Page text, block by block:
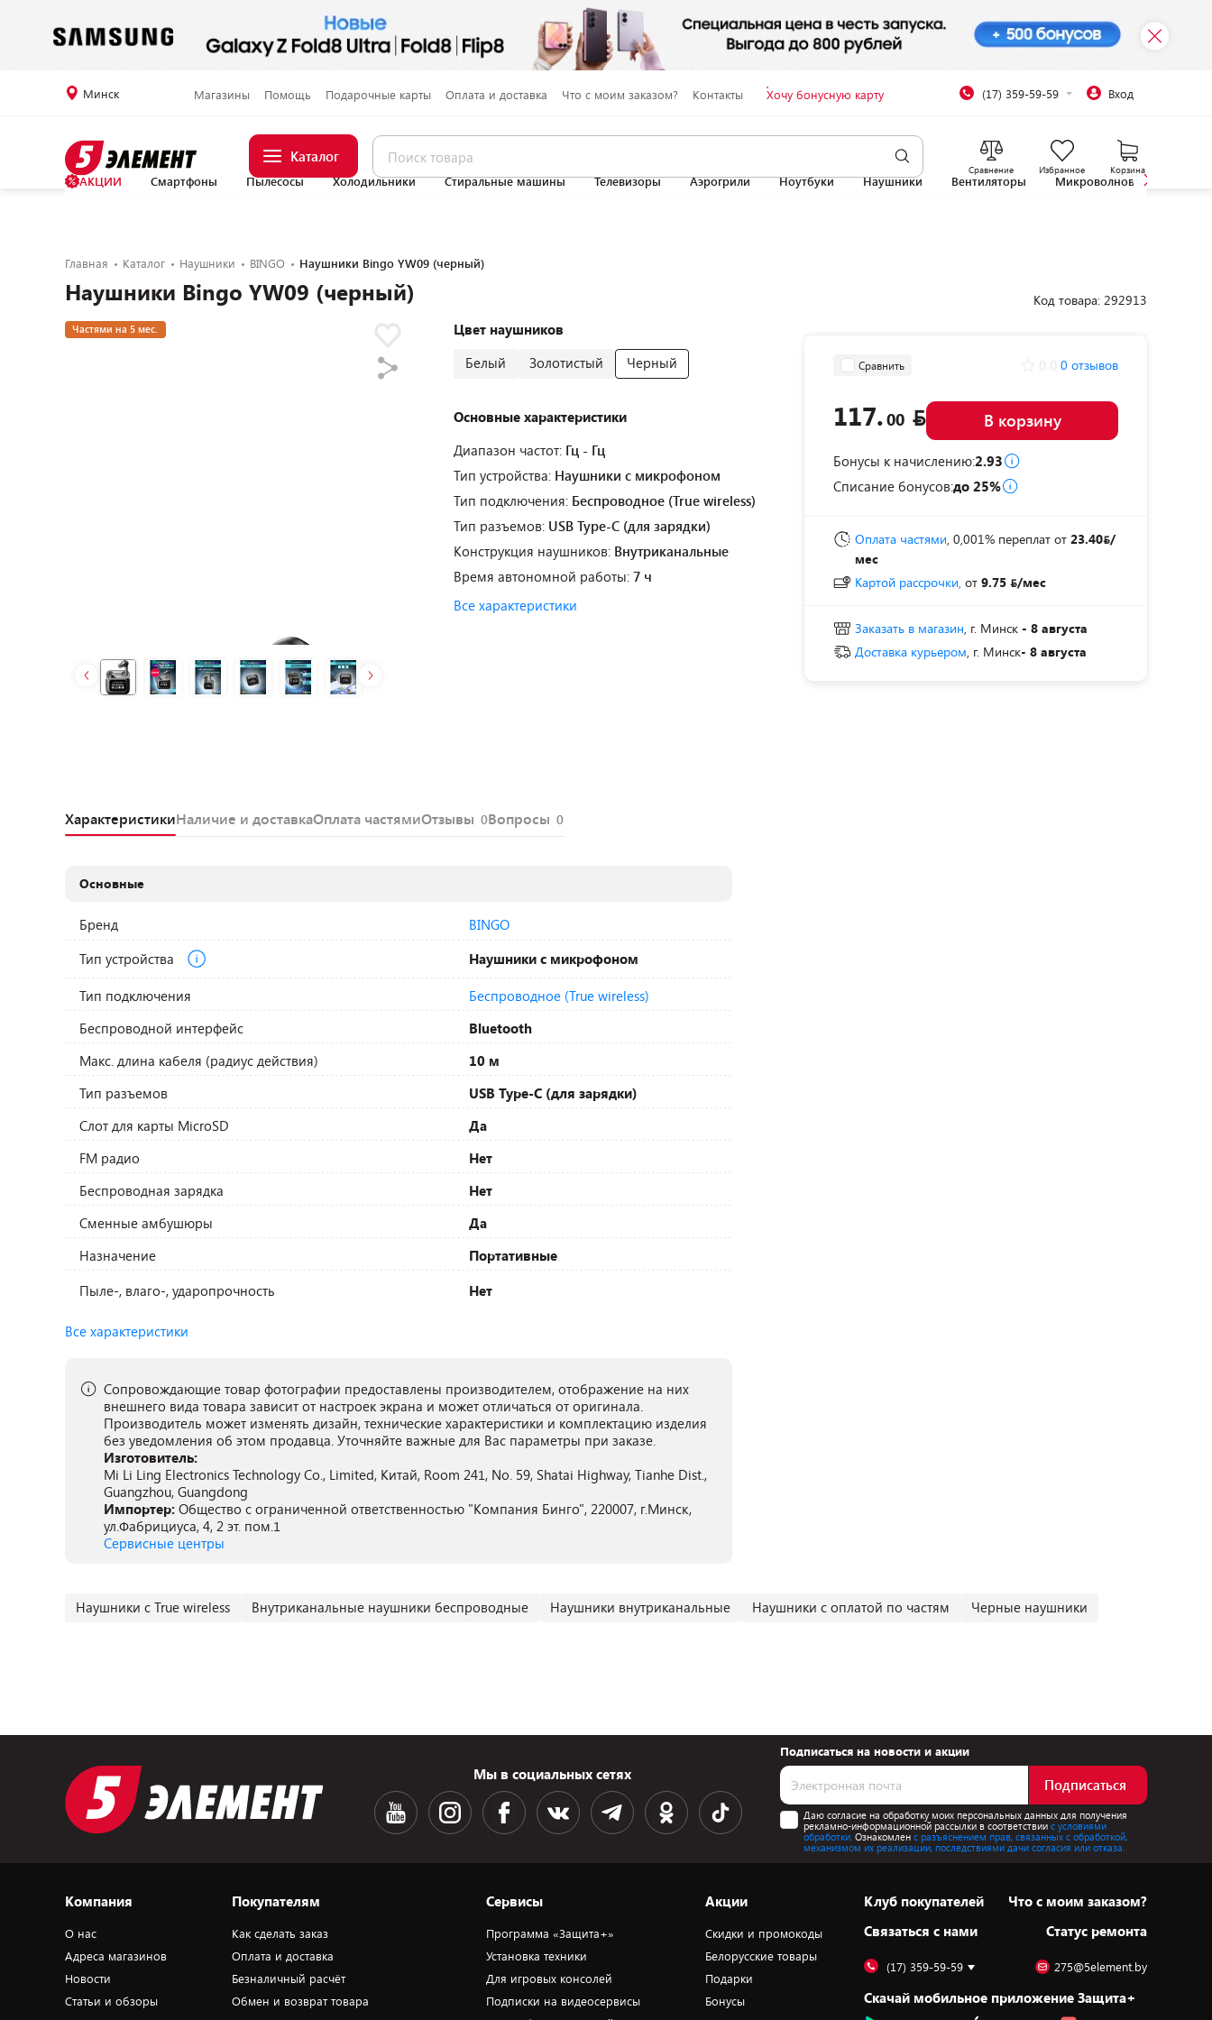
Минск Магазины Помощь Подарочные карты Оплата и доставка Что с моим заказом? Контакты Хочу бонусную карту (17) 359-59-59 Вход
Каталог
Сравнение Избранное Корзина
АКЦИИ Смартфоны Пылесосы Холодильники Стиральные машины Телевизоры Аэрогрили Ноутбуки Наушники Вентиляторы Микроволновые печи
Главная Каталог Наушники BINGO Наушники Bingo YW09 (черный)
Наушники Bingo YW09 (черный)
Частями на 5 мес.
Цвет наушников
Белый
Золотистый Черный
Основные характеристики
Диапазон частот: Гц - Гц
Тип устройства: Наушники с микрофоном
Тип подключения: Беспроводное (True wireless)
Тип разъемов: USB Type-C (для зарядки)
Конструкция наушников: Внутриканальные
Время автономной работы: 7 ч
Все характеристики
Код товара: 292913
Сравнить 0 отзывов
117.00 В корзину
Бонусы к начислению:2.93
Списание бонусов:до 25%
Оплата частями, 0,001% переплат от 23.40 /
мес
Картой рассрочки, от 9.75 /мес
Заказать в магазин, г. Минск - 8 августа
Доставка курьером, г. Минск- 8 августа
ХарактеристикиНаличие и доставкаОплата частямиОтзывы 0Вопросы 0
Основные
Бренд
BINGO
Тип устройства
Наушники с микрофоном
Тип подключения
Беспроводное (True wireless)
Беспроводной интерфейс
Bluetooth
Макс. длина кабеля (радиус действия)
10 м
Тип разъемов
USB Type-C (для зарядки)
Слот для карты MicroSD
Да
FM радио
Нет
Беспроводная зарядка
Нет
Сменные амбушюры
Да
Назначение
Портативные
Пыле-, влаго-, ударопрочность
Нет
Все характеристики
Сопровождающие товар фотографии предоставлены производителем, отображение на них
внешнего вида товара зависит от настроек экрана и может отличаться от оригинала.
Производитель может изменять дизайн, технические характеристики и комплектацию изделия
без уведомления об этом продавца. Уточняйте важные для Вас параметры при заказе.
Изготовитель:
Mi Li Ling Electronics Technology Co., Limited, Китай, Room 241, No. 59, Shatai Highway, Tianhe Dist.,
Guangzhou, Guangdong
Импортер: Общество с ограниченной ответственностью "Компания Бинго", 220007, г.Минск,
ул.Фабрициуса, 4, 2 эт. пом.1
Сервисные центры
Наушники с True wireless Внутриканальные наушники беспроводные Наушники внутриканальные Наушники с оплатой по частям Черные наушники
Мы в социальных сетях
Подписаться на новости и акции
Подписаться
Даю согласие на обработку моих персональных данных для получения
рекламно-информационной рассылки в соответствиис условиями
обработки. Ознакомлен с разъяснением прав, связанных с обработкой,
механизмом их реализации, последствиями дачи согласия или отказа.
Компания
О нас
Адреса магазинов
Новости
Статьи и обзоры
Покупателям
Как сделать заказ
Оплата и доставка
Безналичный расчёт
Обмен и возврат товара
Сервисы
Программа «Защита+»
Установка техники
Для игровых консолей
Подписки на видеосервисы
Акции
Скидки и промокоды
Белорусские товары
Подарки
Бонусы
Клуб покупателей
Cвязаться с нами
Что с моим заказом?
Статус ремонта
(17) 359-59-59 275@5element.by
Скачай мобильное приложение Защита+